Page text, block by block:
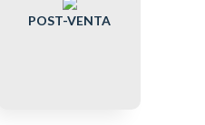
POST-VENTA